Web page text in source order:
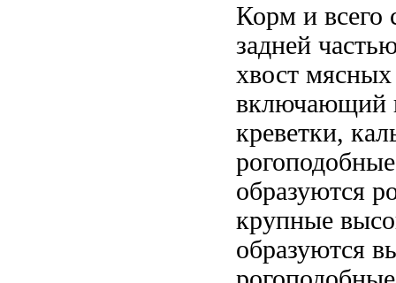
Корм и всего
задней
хвост
включающий
креветки,
образуются
крупные
образуются